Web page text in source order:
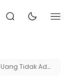
Tidak Ada: